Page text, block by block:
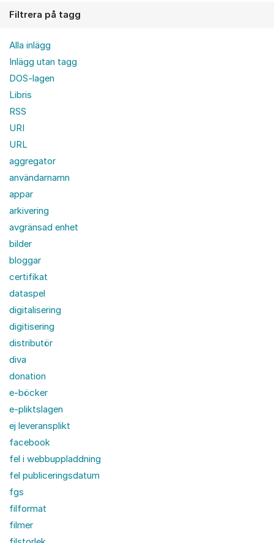
Filtrera på tagg
Alla inlägg
Inlägg utan tagg
DOS-lagen
Libris
RSS
URI
URL
aggregator
användarnamn
appar
arkivering
avgränsad enhet
bilder
bloggar
certifikat
dataspel
digitalisering
digitisering
distributör
diva
donation
e-böcker
e-pliktslagen
ej leveransplikt
facebook
fel i webbuppladdning
fel publiceringsdatum
fgs
filformat
filmer